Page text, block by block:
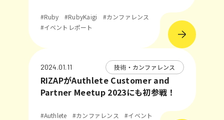
#Ruby #RubyKaigi
#カンファレンス
#イベントレポート
2024.01.11 技術・カンファレンス
RIZAPがAuthlete Customer and
Partner Meetup 2023にも初参戦！
#Authlete #カンファレンス
#イベント